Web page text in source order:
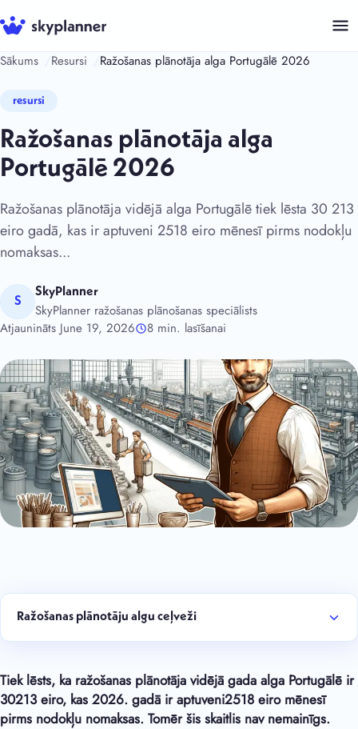
Skip
to
content
Sākums Resursi Ražošanas plānotāja alga Portugālē 2026
resursi
Ražošanas plānotāja alga
Portugālē 2026
Ražošanas plānotāja vidējā alga Portugālē tiek lēsta 30 213
eiro gadā, kas ir aptuveni 2518 eiro mēnesī pirms nodokļu
nomaksas...
S
SkyPlanner
SkyPlanner ražošanas plānošanas speciālists
Atjaunināts June 19, 2026
8 min. lasīšanai
Ražošanas plānotāju algu ceļveži
Tiek lēsts, ka ražošanas plānotāja vidējā gada alga Portugālē ir
30213eiro, kas 2026. gadā ir aptuveni2518 eiro mēnesī
pirms nodokļu nomaksas. Tomēr šis skaitlis nav nemainīgs.